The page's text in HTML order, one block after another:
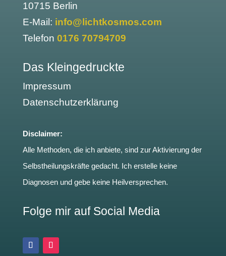
10715 Berlin
E-Mail: info@lichtkosmos.com
Telefon 0176 70794709
Das Kleingedruckte
Impressum
Datenschutzerklärung
Disclaimer:
Alle Methoden, die ich anbiete, sind zur Aktivierung der
Selbstheilungskräfte gedacht. Ich erstelle keine
Diagnosen und gebe keine Heilversprechen.
Folge mir auf Social Media